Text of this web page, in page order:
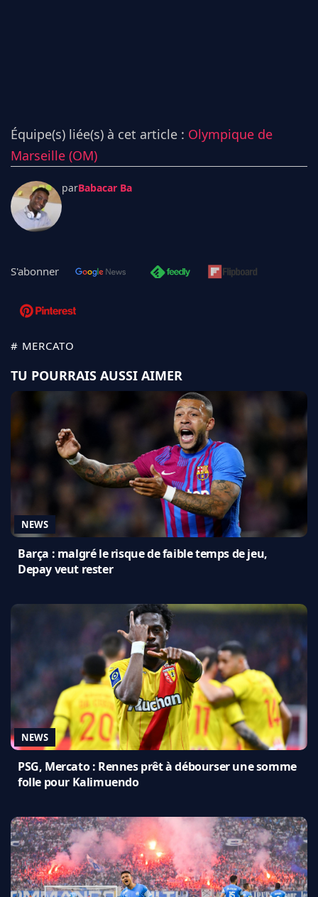
Équipe(s) liée(s) à cet article : Olympique de
Marseille (OM)
parBabacar Ba
S'abonner
# MERCATO
TU POURRAIS AUSSI AIMER
NEWS
Barça : malgré le risque de faible temps de jeu,
Depay veut rester
NEWS
PSG, Mercato : Rennes prêt à débourser une somme
folle pour Kalimuendo